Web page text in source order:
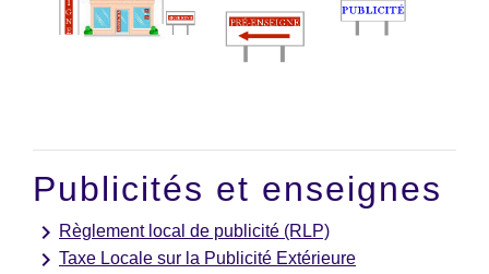
Publicités et enseignes
keyboard_arrow_right Règlement local de publicité (RLP)
keyboard_arrow_right Taxe Locale sur la Publicité Extérieure